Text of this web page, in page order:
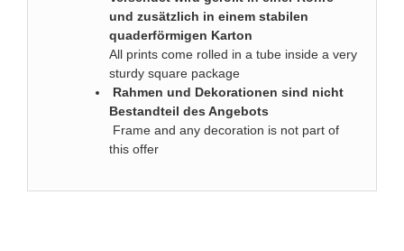
und zusätzlich in einem stabilen
quaderförmigen Karton
All prints come rolled in a tube inside a very
sturdy square package
Rahmen und Dekorationen sind nicht
Bestandteil des Angebots
Frame and any decoration is not part of
this offer